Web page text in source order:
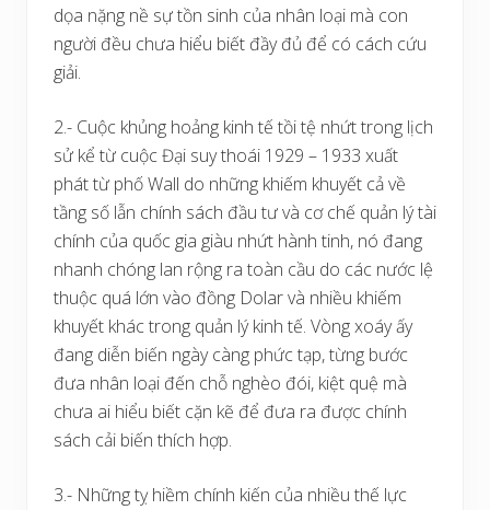
dọa nặng nề sự tồn sinh của nhân loại mà con
người đều chưa hiểu biết đầy đủ để có cách cứu
giải.
2.- Cuộc khủng hoảng kinh tế tồi tệ nhứt trong lịch
sử kể từ cuộc Đại suy thoái 1929 – 1933 xuất
phát từ phố Wall do những khiếm khuyết cả về
tầng số lẫn chính sách đầu tư và cơ chế quản lý tài
chính của quốc gia giàu nhứt hành tinh, nó đang
nhanh chóng lan rộng ra toàn cầu do các nước lệ
thuộc quá lớn vào đồng Dolar và nhiều khiếm
khuyết khác trong quản lý kinh tế. Vòng xoáy ấy
đang diễn biến ngày càng phức tạp, từng bước
đưa nhân loại đến chỗ nghèo đói, kiệt quệ mà
chưa ai hiểu biết cặn kẽ để đưa ra được chính
sách cải biến thích hợp.
3.- Những tỵ hiềm chính kiến của nhiều thế lực